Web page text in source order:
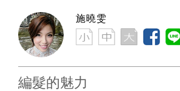
施曉雯
編髮的魅力